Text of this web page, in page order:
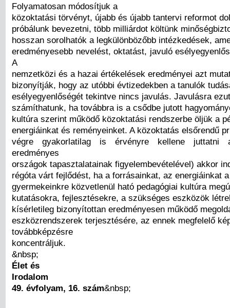
Folyamatosan módosítjuk a
közoktatási törvényt, újabb és újabb tantervi reformot
próbálunk bevezetni, több milliárdot költünk
hosszan sorolhatók a legkülönbözőbb intézkedések,
eredményesebb nevelést, oktatást, javuló
A
nemzetközi és a hazai értékelések eredményei azt
bizonyítják, hogy az utóbbi évtizedekben a tanulók
esélyegyenlőségét tekintve nincs javulás. Javulásra
számíthatunk, ha továbbra is a csődbe jutott
kultúra szerint működő közoktatási rendszerbe öljük a
energiáinkat és reményeinket. A közoktatás elsőrendű
végre gyakorlatilag is érvényre kellene juttatni
eredményes
országok tapasztalatainak figyelembevételével) akkor
régóta várt fejlődést, ha a forrásainkat, az energiáinkat a
gyermekeinkre közvetlenül ható pedagógiai kultúra
kutatásokra, fejlesztésekre, a szükséges eszközök
kísérletileg bizonyítottan eredményesen működő
eszközrendszerek terjesztésére, az ennek megfelelő
továbbképzésre
koncentráljuk.
&nbsp;
Élet és
Irodalom
49. évfolyam, 16. szám&nbsp;